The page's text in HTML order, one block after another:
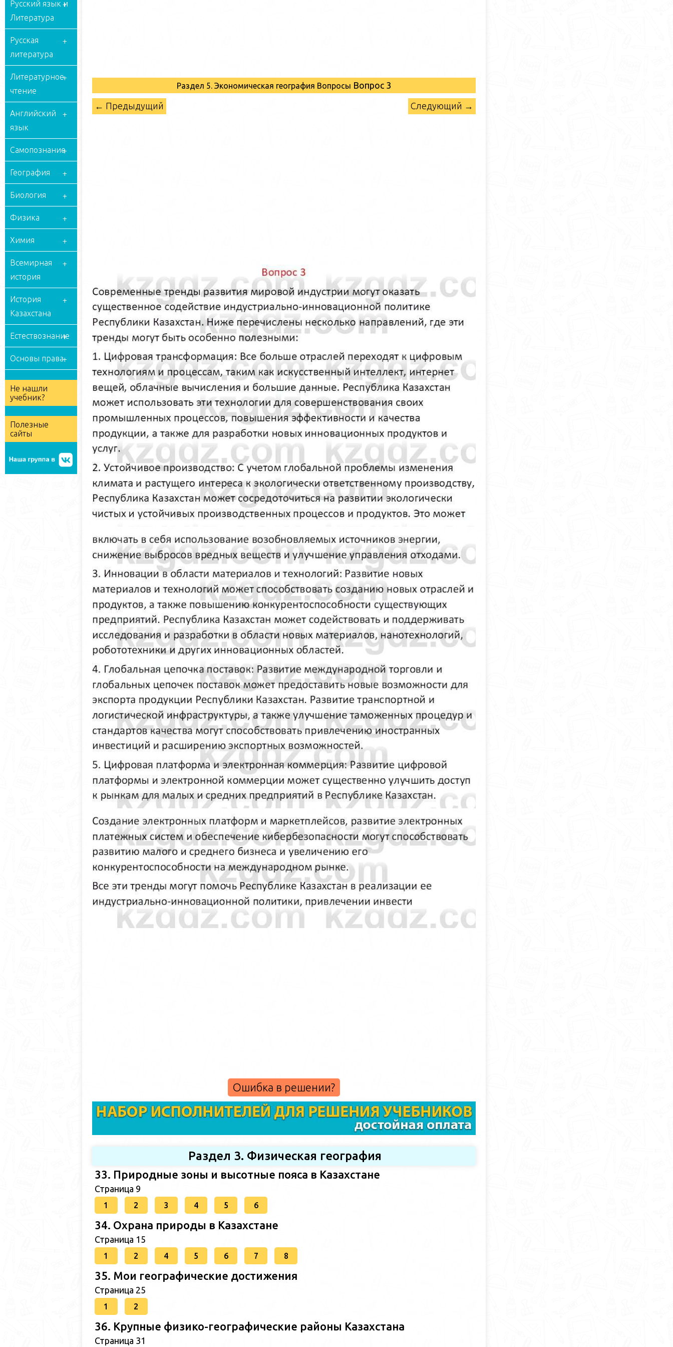
Русский язык и
Литература
Русская
литература
Литературное
чтение
Английский
язык
Самопознание
География
Биология
Физика
Химия
Всемирная
история
История
Казахстана
Естествознание
Основы права
Не нашли
учебник?
Полезные
сайты
Раздел 5. Экономическая география Вопросы Вопрос 3
← Предыдущий Следующий →
Ошибка в решении?
Раздел 3. Физическая география
33. Природные зоны и высотные пояса в Казахстане
Страница 9
1 2 3 4 5 6
34. Охрана природы в Казахстане
Страница 15
1 2 4 5 6 7 8
35. Мои географические достижения
Страница 25
1 2
36. Крупные физико-географические районы Казахстана
Страница 31